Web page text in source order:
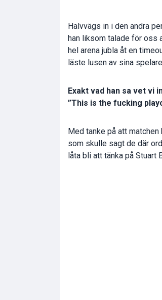
Halvvägs in i den andra
han liksom talade för oss
hel arena jubla åt en
läste lusen av sina
Exakt vad han sa vet vi
”This is the fucking
Med tanke på att
som skulle sagt de där
låta bli att tänka på Stuart